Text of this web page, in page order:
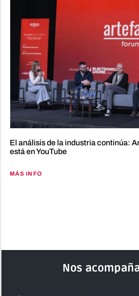
El análisis de la industria continúa:
está en YouTube
MÁS INFO
Nos